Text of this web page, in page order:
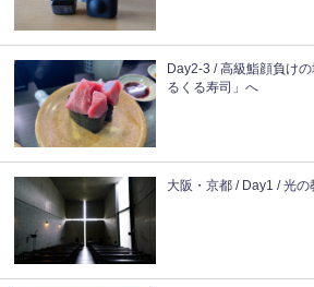
Day2-3 / 高級鮨顔負け
るくる寿司」へ
大阪・京都 / Day1 / 光の